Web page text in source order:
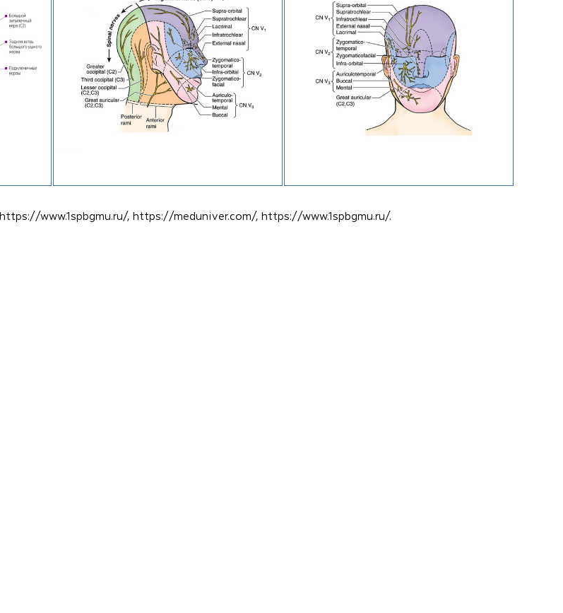
www.1spbgmu.ru/, https://meduniver.com/, https://www.1spbgmu.ru/.